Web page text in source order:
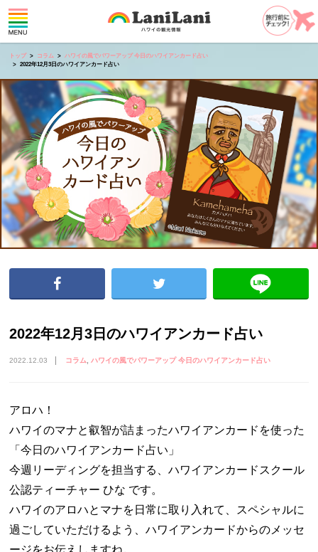
トップ コラム
ハワイの風でパワーアップ 今日のハワイアンカード占い
2022年12月3日のハワイアンカード占い
2022年12月3日のハワイアンカード占い
2022.12.03 コラム ハワイの風でパワーアップ 今日のハワイアンカード占い
アロハ！
ハワイのマナと叡智が詰まったハワイアンカードを使った
「今日のハワイアンカード占い」
今週リーディングを担当する、ハワイアンカードスクール
公認ティーチャー ひな です。
ハワイのアロハとマナを日常に取り入れて、スペシャルに
過ごしていただけるよう、ハワイアンカードからのメッセ